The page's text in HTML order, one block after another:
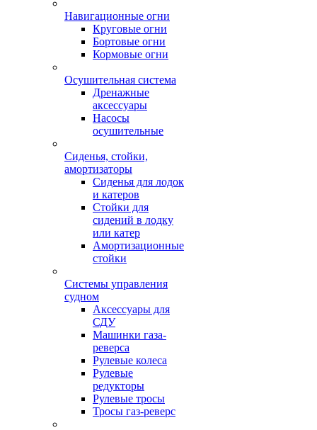
Навигационные огни
Круговые огни
Бортовые огни
Кормовые огни
Осушительная система
Дренажные
аксессуары
Насосы
осушительные
Сиденья, стойки,
амортизаторы
Сиденья для лодок
и катеров
Стойки для
сидений в лодку
или катер
Амортизационные
стойки
Системы управления
судном
Аксессуары для
СДУ
Машинки газа-
реверса
Рулевые колеса
Рулевые
редукторы
Рулевые тросы
Тросы газ-реверс